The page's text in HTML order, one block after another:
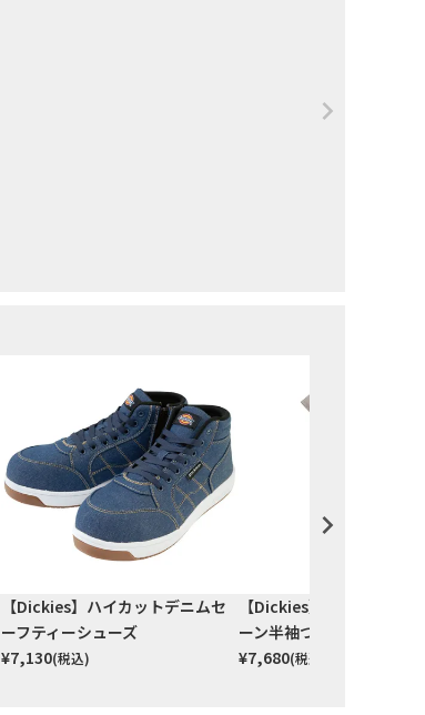
【Dickies】ハイカットデニムセ
ーフティーシューズ
¥7,130(税込)
【Dickies】ストレッチヘ
ーン半袖つなぎ
¥7,680(税込)